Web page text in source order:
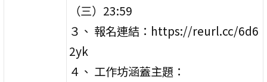
（三）23:59
３、 報名連結：https://reurl.cc/6d6
2yk
４、 工作坊涵蓋主題：